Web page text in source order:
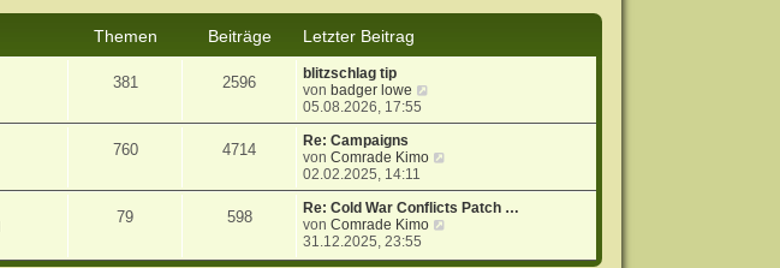
i
g
e
i
g
Themen Beiträge
Letzter Beitrag
381 2596
blitzschlag tip
von badger lowe
u
s
e
r
B
i
05.08.2026, 17:55
760 4714
Re: Campaigns
vonComrade Kimo
u
e
e
02.02.2025, 14:11
79 598
Re: Cold War Conflicts Patch …
vonComrade Kimo
u
31.12.2025, 23:55